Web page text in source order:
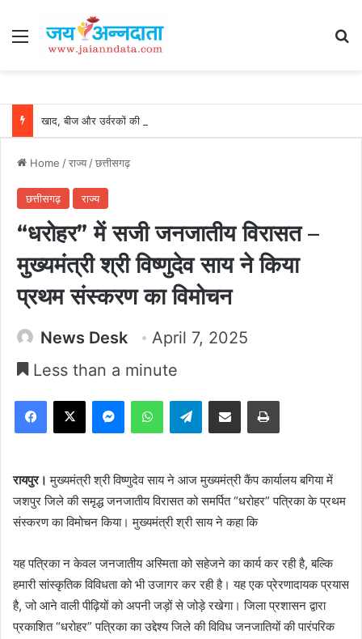
Menu
Home /राज्य/छत्तीसगढ़
छत्तीसगढ़ राज्य
“धरोहर” में सजी जनजातीय विरासत –
मुख्यमंत्री श्री विष्णुदेव साय ने किया
प्रथम संस्करण का विमोचन
News Desk
April 7, 2025
Less than a minute
Facebook
X MessengerWhatsAppTelegramShare via Email Print
रायपुर। मुख्यमंत्री श्री विष्णुदेव साय ने आज मुख्यमंत्री कैंप कार्यालय बगिया में
जशपुर जिले की समृद्ध जनजातीय विरासत को समर्पित “धरोहर” पत्रिका के प्रथम
संस्करण का विमोचन किया। मुख्यमंत्री श्री साय ने कहा कि
यह पत्रिका न केवल जनजातीय अस्मिता को सहेजने का कार्य कर रही है, बल्कि
हमारी सांस्कृतिक विविधता को भी उजागर कर रही है। यह एक प्रेरणादायक प्रयास
है, जो आने वाली पीढ़ियों को अपनी जड़ों से जोड़े रखेगा। जिला प्रशासन द्वारा
प्रकाशित “धरोहर” पत्रिका का उद्देश्य जिले की विविध जनजातियों की पारंपरिक